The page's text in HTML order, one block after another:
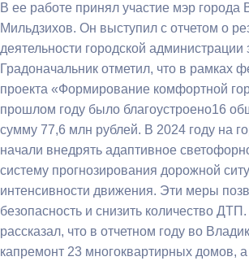
В ее работе принял участие мэр города
Мильдзихов. Он выступил с отчетом о
деятельности городской администрации
Градоначальник отметил, что в рамках
проекта «Формирование комфортной
прошлом году было благоустроено16
сумму 77,6 млн рублей. В 2024 году на
начали внедрять адаптивное
систему прогнозирования дорожной
интенсивности движения. Эти меры
безопасность и снизить количество
рассказал, что в отчетном году во
капремонт 23 многоквартирных домов,